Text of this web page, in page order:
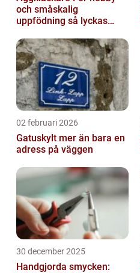
och småskalig
uppfödning så lyckas
02 februari 2026
Gatuskylt mer än bara en
adress på väggen
30 december 2025
Handgjorda smycken: